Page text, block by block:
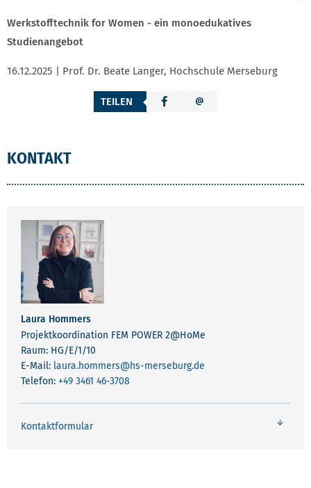
Werkstofftechnik for Women - ein monoedukatives
Studienangebot
16.12.2025 | Prof. Dr. Beate Langer, Hochschule Merseburg
TEILEN
KONTAKT
Laura Hommers
Projektkoordination FEM POWER 2@HoMe
Raum: HG/E/1/10
E-Mail: laura.hommers@hs-merseburg.de
Telefon: +49 3461 46-3708
Kontaktformular